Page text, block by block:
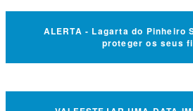
ALERTA - Lagarta do Pinheiro
proteger os seus